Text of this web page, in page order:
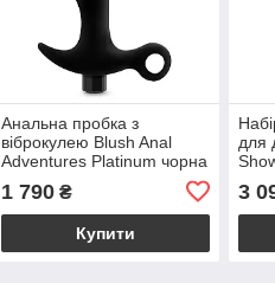
Анальна пробка з
віброкулею Blush Anal
Adventures Platinum чорна
1 790₴
Купити
для
3